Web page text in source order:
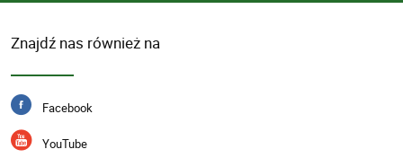
Znajdź nas również na
Facebook
YouTube